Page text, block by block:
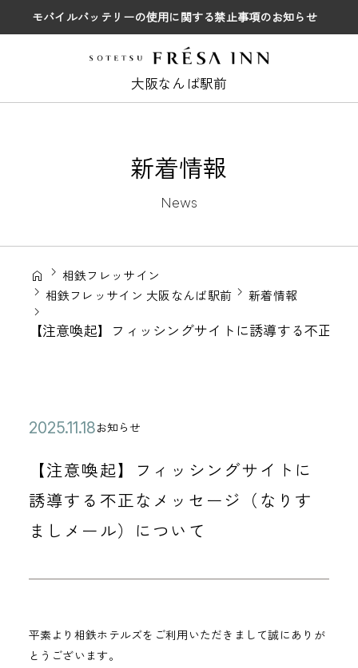
モバイルバッテリーの使用に関する禁止事項のお知らせ
大阪なんば駅前
新着情報
News
相鉄フレッサイン
相鉄フレッサイン 大阪なんば駅前
新着情報
【注意喚起】フィッシングサイトに誘導する不正
【注意喚起】フィッシングサイトに
誘導する不正なメッセージ（なりす
ましメール）について
公
日
2
5
1
8
日
カ
テ
ゴ
リ
ー
お知らせ
平素より相鉄ホテルズをご利用いただきまして誠にありが
とうございます。